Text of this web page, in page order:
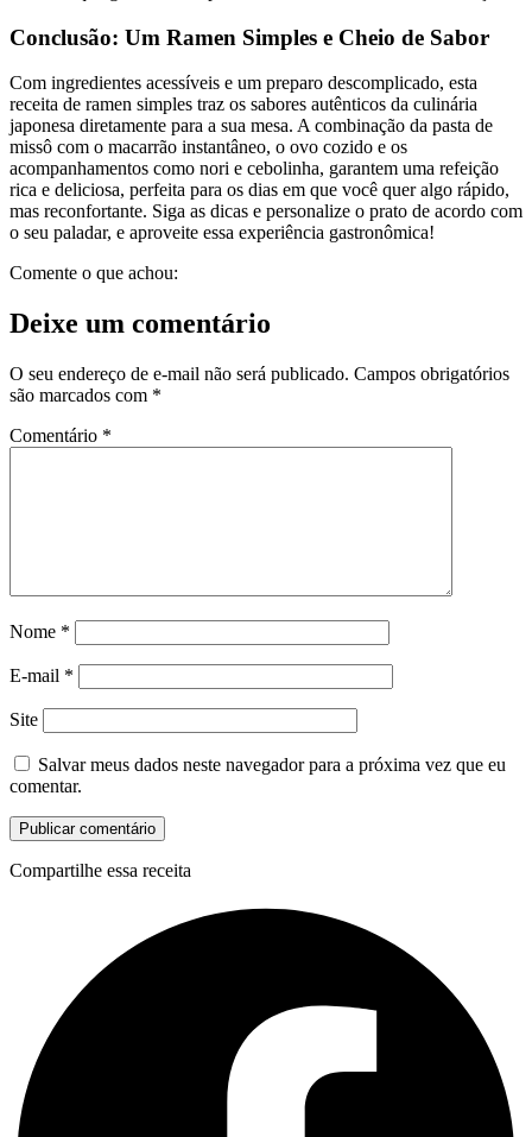
Conclusão: Um Ramen Simples e Cheio de Sabor
Com ingredientes acessíveis e um preparo descomplicado, esta
receita de ramen simples traz os sabores autênticos da culinária
japonesa diretamente para a sua mesa. A combinação da pasta de
missô com o macarrão instantâneo, o ovo cozido e os
acompanhamentos como nori e cebolinha, garantem uma refeição
rica e deliciosa, perfeita para os dias em que você quer algo rápido,
mas reconfortante. Siga as dicas e personalize o prato de acordo com
o seu paladar, e aproveite essa experiência gastronômica!
Comente o que achou:
Deixe um comentário
O seu endereço de e-mail não será publicado. Campos obrigatórios
são marcados com *
Comentário *
Nome *
E-mail *
Site
Salvar meus dados neste navegador para a próxima vez que eu
comentar.
Compartilhe essa receita